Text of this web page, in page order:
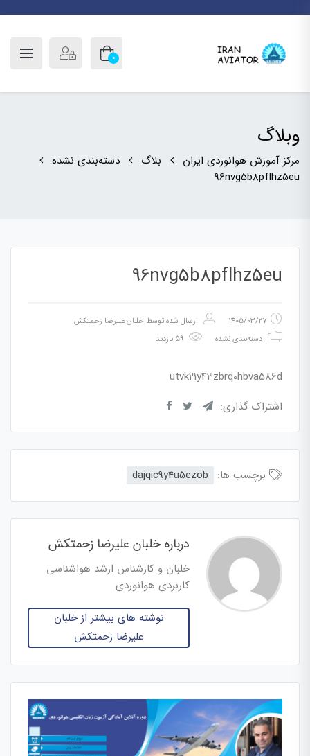
0
وبلاگ
مرکز آموزش هوانوردی ایران بلاگ
دسته‌بندی نشده
96nvg5b8pflhz5eu
96nvg5b8pflhz5eu
1405/03/27 ارسال شده توسط خلبان علیرضا زحمتکش
دسته‌بندی نشده
utvk21y43zbrq0hbva586d
اشتراک گذاری:
برچسب ها: dajqic9y4u5ezob
درباره خلبان علیرضا زحمتکش
خلبان و کارشناس ارشد هواشناسی
کاربردی هوانوردی
نوشته های بیشتر از خلبان
علیرضا زحمتکش